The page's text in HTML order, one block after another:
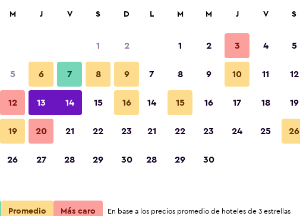
barata de precio por noche
Total noche
$90 Ver oferta
M J V S D
1 2
5 6 7 8 9
12 13 14 15 16
19 20 21 22 23
26 27 28 29 30
L M M J V S
1 2 3 4 5
7 8 9 10 11 12
14 15 16 17 18 19
21 22 23 24 25 26
28 29 30
Promedio Más caro En base a los precios promedio de hoteles de 3 estrellas